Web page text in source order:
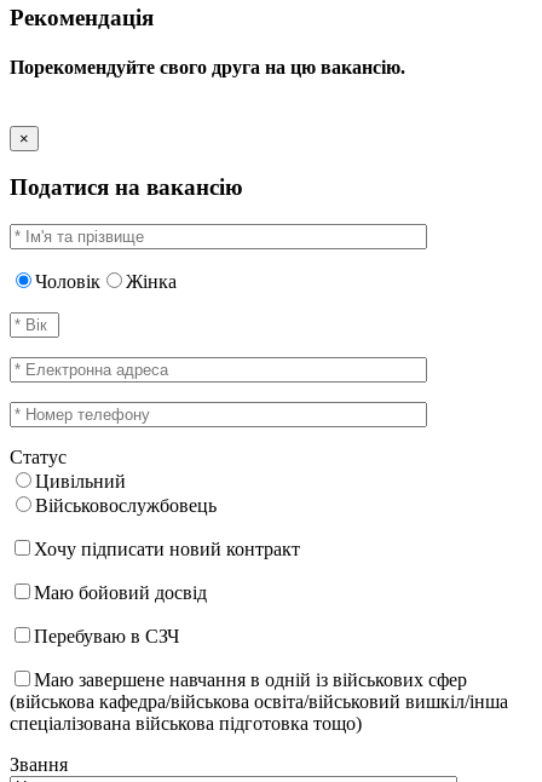
Рекомендація
Порекомендуйте свого друга на цю вакансію.
×
Податися на вакансію
Чоловік Жінка
Статус
Цивільний
Військовослужбовець
Хочу підписати новий контракт
Маю бойовий досвід
Перебуваю в СЗЧ
Маю завершене навчання в одній із військових сфер
(військова кафедра/військова освіта/військовий вишкіл/інша
спеціалізована військова підготовка тощо)
Звання